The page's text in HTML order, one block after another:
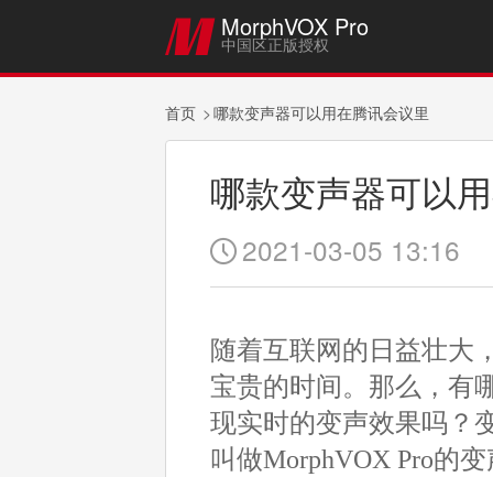
 MorphVOX Pro
中国区正版授权
首页 哪款变声器可以用在腾讯会议里
哪款变声器可以
 2021-03-05 13:16
随着互联网的日益壮大
宝贵的时间。那么，有
现实时的变声效果吗？
叫做MorphVOX Pro的